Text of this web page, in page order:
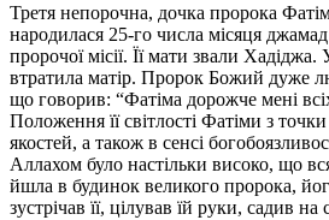
Третя непорочна, дочка пророка
народилася 25-го числа місяця
пророчої місії. Її мати звали Хадіджа.
втратила матір. Пророк Божий дуже
що говорив: “Фатіма дорожче мені
Положення її світлості Фатіми з
якостей, а також в сенсі
Аллахом було настільки високо, що
йшла в будинок великого пророка,
зустрічав її, цілував їй руки, садив